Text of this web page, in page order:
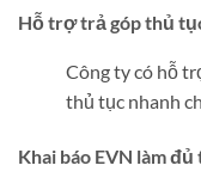
Hỗ trợ trả góp thủ
Công ty có hỗ
thủ tục nhanh
Khai báo EVN làm